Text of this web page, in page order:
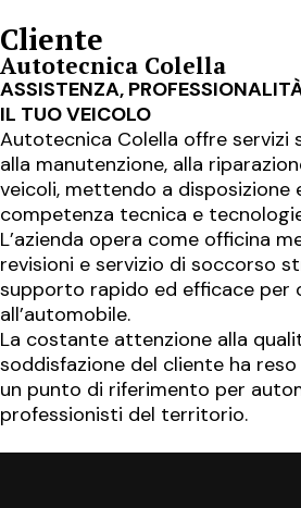
Cliente
Autotecnica Colella
ASSISTENZA,
IL TUO VEICOLO
Autotecnica Colella offre servizi
alla manutenzione, alla
veicoli, mettendo a disposizione
competenza tecnica e
L’azienda opera come officina
revisioni e servizio di soccorso
supporto rapido ed efficace per
all’automobile.
La costante attenzione alla
soddisfazione del cliente ha
un punto di riferimento per
professionisti del territorio.